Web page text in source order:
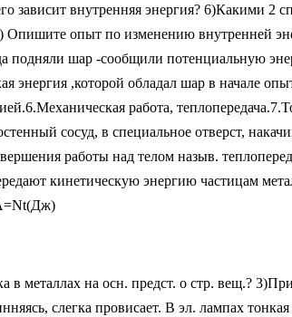
зависит внутренняя энергия?
опыт по изменению внутренней
шар -сообщили потенциальную
энергия ,которой обладал шар в начале
работа,
сосуд, в специальное отверст,
работы над телом назыв.
кинетическую энергию частицам
в металлах на осн. предст. о стр. вещ.?
слегка провисает. В эл. лампах